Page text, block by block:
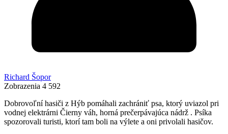
Richard Šopor
Zobrazenia 4 592
Dobrovoľní hasiči z Hýb pomáhali zachrániť psa, ktorý uviazol pri
vodnej elektrárni Čierny váh, horná prečerpávajúca nádrž . Psíka
spozorovali turisti, ktorí tam boli na výlete a oni privolali hasičov.